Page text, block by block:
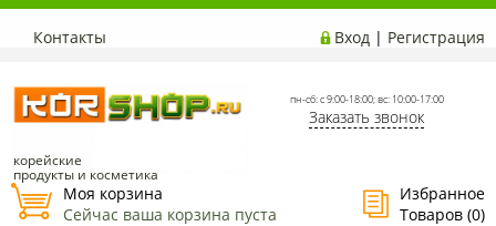
Контакты Вход | Регистрация
корейские
продукты и косметика
пн-сб: с 9:00-18:00; вс: 10:00-17:00
Заказать звонок
Избранное
Товаров (0)
Моя корзина
Сейчас ваша корзина пуста